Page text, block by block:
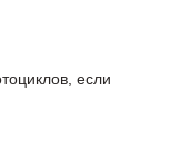
если